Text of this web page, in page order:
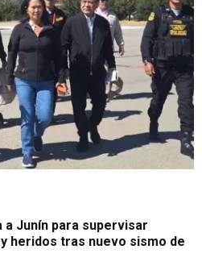
Junín para supervisar
heridos tras nuevo sismo de